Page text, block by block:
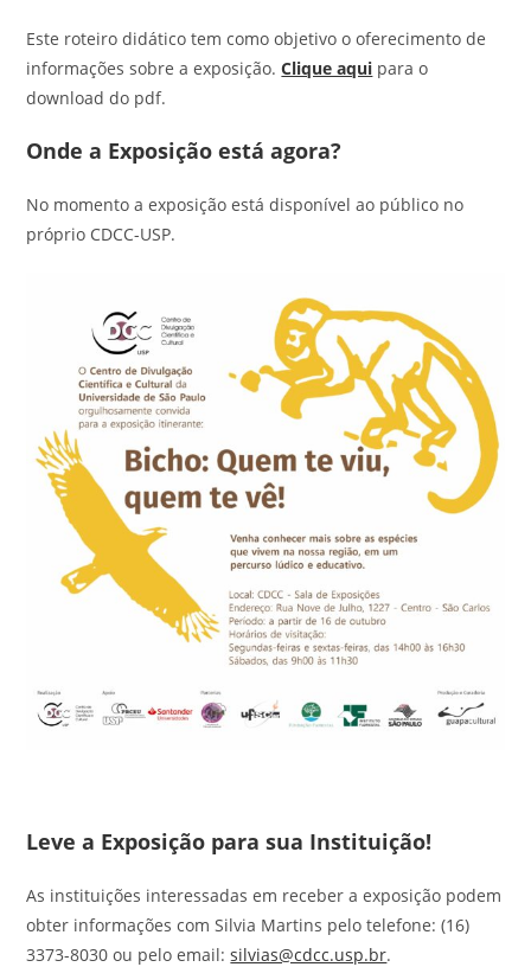
Este roteiro didático tem como objetivo o oferecimento de
informações sobre a exposição.Clique aqui para o
download do pdf.
Onde a Exposição está agora?
No momento a exposição está disponível ao público no
próprio CDCC-USP.
Leve a Exposição para sua Instituição!
As instituições interessadas em receber a exposição podem
obter informações com Silvia Martins pelo telefone: (16)
3373-8030 ou pelo email:silvias@cdcc.usp.br.